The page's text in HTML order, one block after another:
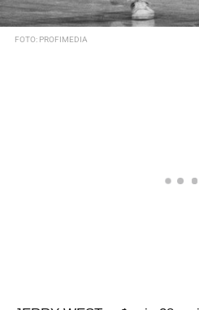
FOTO: PROFIMEDIA